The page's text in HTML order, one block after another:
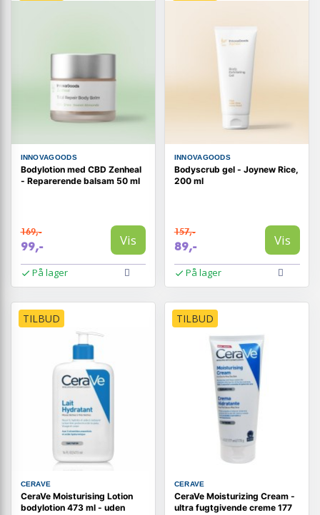
INNOVAGOODS
Bodylotion med CBD Zenheal
- Reparerende balsam 50 ml
169,-
99,- Vis
På lager
INNOVAGOODS
Bodyscrub gel - Joynew Rice,
200 ml
157,-
89,- Vis
På lager
TILBUD
CERAVE
CeraVe Moisturising Lotion
bodylotion 473 ml - uden
TILBUD
CERAVE
CeraVe Moisturizing Cream -
ultra fugtgivende creme 177